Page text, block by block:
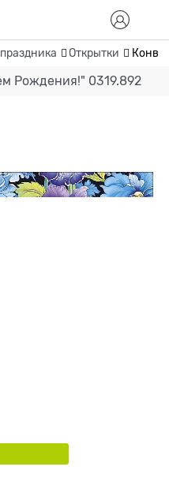
Открытки
Рождения!" 0319.892